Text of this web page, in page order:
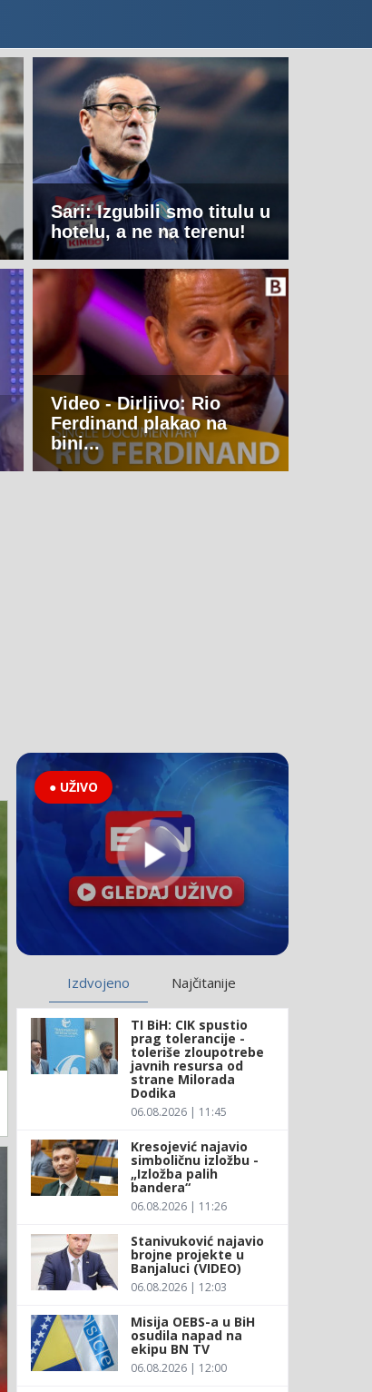
Sari: Izgubili smo titulu u
hotelu, a ne na terenu!
Video - Dirljivo: Rio
Ferdinand plakao na
bini...
● UŽIVO
Izdvojeno Najčitanije
TI BiH: CIK spustio
prag tolerancije -
toleriše zloupotrebe
javnih resursa od
strane Milorada
Dodika
06.08.2026 | 11:45
Kresojević najavio
simboličnu izložbu -
„Izložba palih
bandera“
06.08.2026 | 11:26
Stanivuković najavio
brojne projekte u
Banjaluci (VIDEO)
06.08.2026 | 12:03
Misija OEBS-a u BiH
osudila napad na
ekipu BN TV
06.08.2026 | 12:00